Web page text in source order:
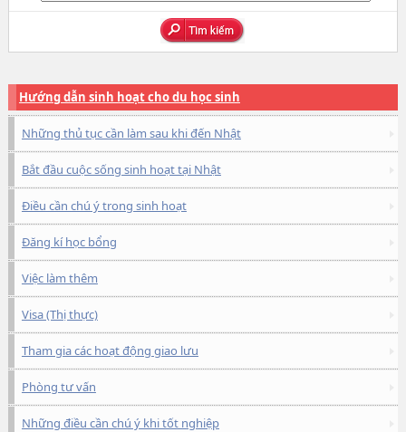
Hướng dẫn sinh hoạt cho du học sinh
Những thủ tục cần làm sau khi đến Nhật
Bắt đầu cuộc sống sinh hoạt tại Nhật
Điều cần chú ý trong sinh hoạt
Đăng kí học bổng
Việc làm thêm
Visa (Thị thực)
Tham gia các hoạt động giao lưu
Phòng tư vấn
Những điều cần chú ý khi tốt nghiệp